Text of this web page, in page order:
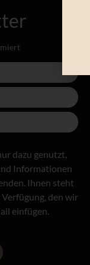
dazu genutzt,
Informationen
Ihnen steht
den wir
einfügen.